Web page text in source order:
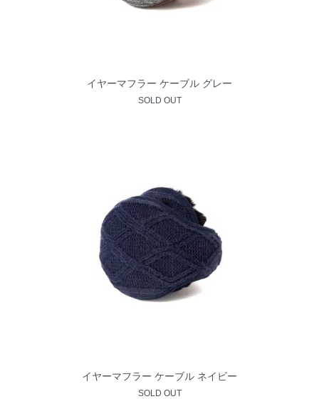
イヤーマフラー ケーブル グレー
SOLD OUT
イヤーマフラー ケーブル ネイビー
SOLD OUT